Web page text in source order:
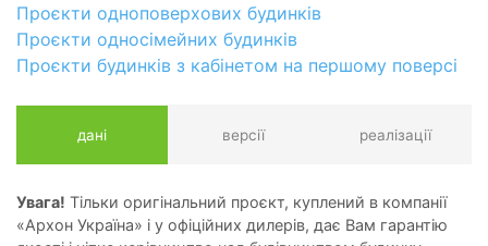
Проєкти одноповерхових будинків
Проєкти односімейних будинків
Проєкти будинків з кабінетом на першому поверсі
дані версії реалізації
Увага! Тільки оригінальний проєкт, куплений в компанії
«Архон Україна» і у офіційних дилерів, дає Вам гарантію